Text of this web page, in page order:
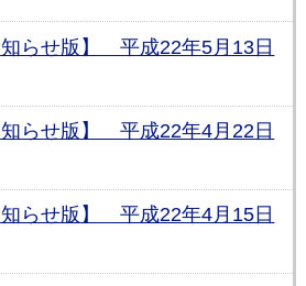
らせ版】 平成22年5月13日
らせ版】 平成22年4月22日
らせ版】 平成22年4月15日